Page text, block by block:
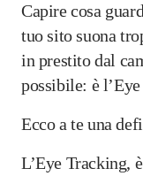
Capire cosa
tuo sito suona
in prestito dal
possibile: è
Ecco a te una
L’Eye Tracking,